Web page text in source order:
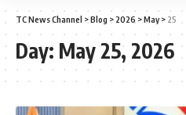
TC News Channel >Blog > 2026 >May> 25
Day: May 25, 2026